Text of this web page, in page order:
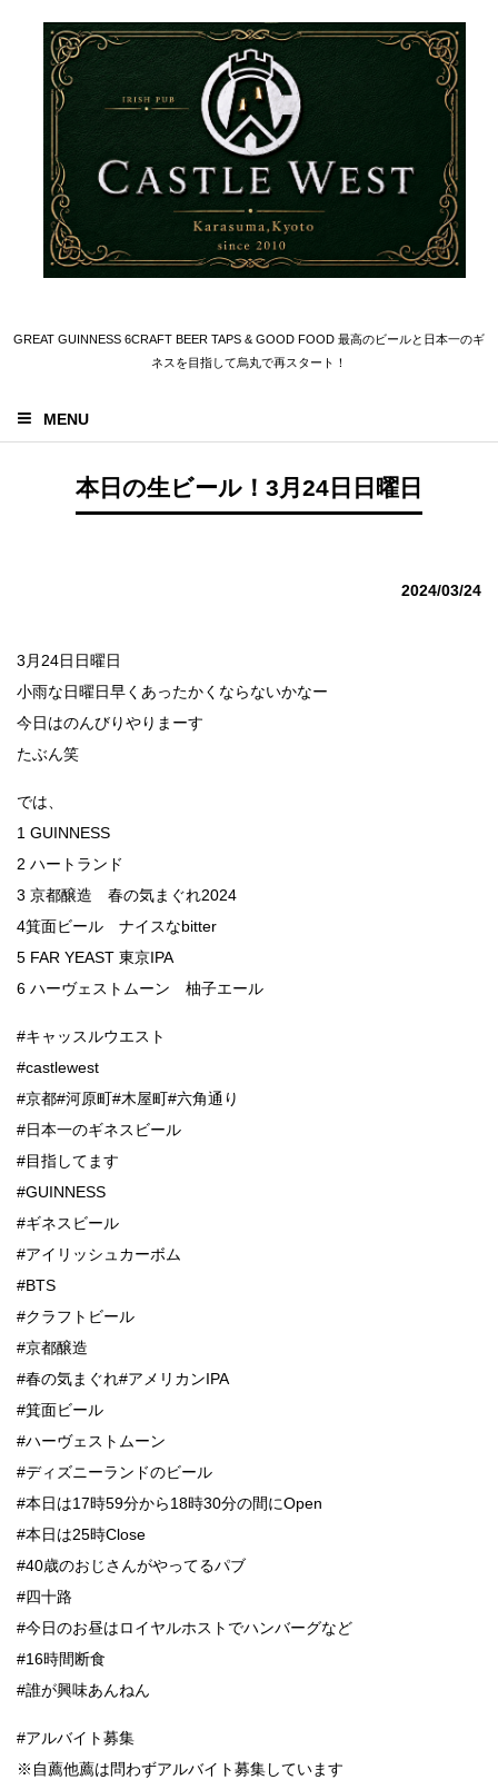
GREAT GUINNESS 6CRAFT BEER TAPS & GOOD FOOD 最高のビールと日本一のギ
ネスを目指して烏丸で再スタート！
MENU
本日の生ビール！3月24日日曜日
2024/03/24
3月24日日曜日
小雨な日曜日早くあったかくならないかなー
今日はのんびりやりまーす
たぶん笑
では、
1 GUINNESS
2 ハートランド
3 京都醸造 春の気まぐれ2024
4箕面ビール ナイスなbitter
5 FAR YEAST 東京IPA
6 ハーヴェストムーン 柚子エール
#キャッスルウエスト
#castlewest
#京都#河原町#木屋町#六角通り
#日本一のギネスビール
#目指してます
#GUINNESS
#ギネスビール
#アイリッシュカーボム
#BTS
#クラフトビール
#京都醸造
#春の気まぐれ#アメリカンIPA
#箕面ビール
#ハーヴェストムーン
#ディズニーランドのビール
#本日は17時59分から18時30分の間にOpen
#本日は25時Close
#40歳のおじさんがやってるパブ
#四十路
#今日のお昼はロイヤルホストでハンバーグなど
#16時間断食
#誰が興味あんねん
#アルバイト募集
※自薦他薦は問わずアルバイト募集しています